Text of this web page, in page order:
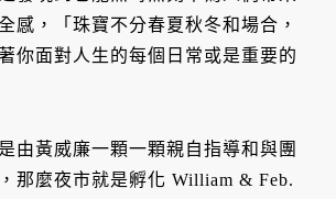
感，「珠寶不分春夏秋冬和場合，
你面對人生的每個日常或是重要的
由黃威廉一顆一顆親自指導和與團
那麼夜市就是孵化 William & Feb.